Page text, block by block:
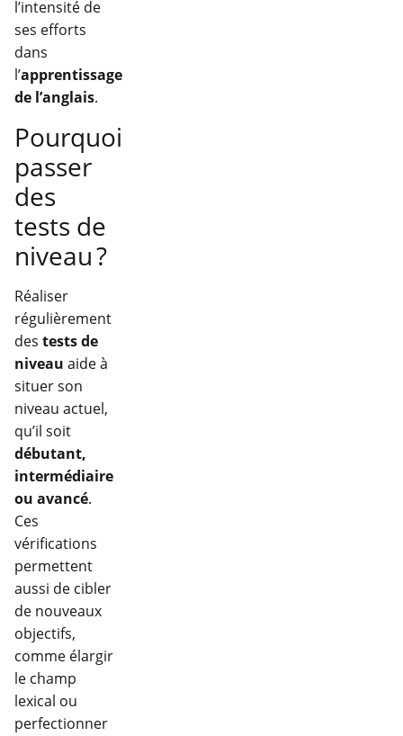
l’intensité de
ses efforts
dans
l’apprentissage
de l’anglais.
Pourquoi
passer
des
tests de
niveau ?
Réaliser
régulièrement
des tests de
niveau aide à
situer son
niveau actuel,
qu’il soit
débutant,
intermédiaire
ou avancé.
Ces
vérifications
permettent
aussi de cibler
de nouveaux
objectifs,
comme élargir
le champ
lexical ou
perfectionner